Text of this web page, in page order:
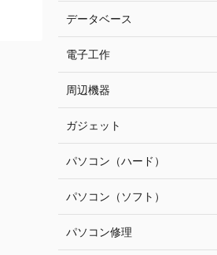
データベース
電子工作
周辺機器
ガジェット
パソコン（ハード）
パソコン（ソフト）
パソコン修理